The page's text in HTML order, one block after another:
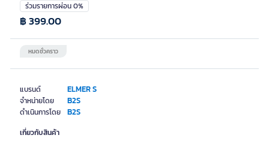
แบรนด์ ELMER S
จำหน่ายโดย B2S
ดำเนินการโดย B2S
ร่วมรายการผ่อน 0%
หมดชั่วคราว
฿ 399.00
เกี่ยวกับสินค้า